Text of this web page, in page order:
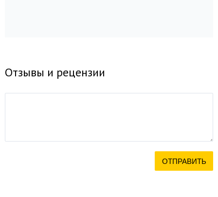
Отзывы и рецензии